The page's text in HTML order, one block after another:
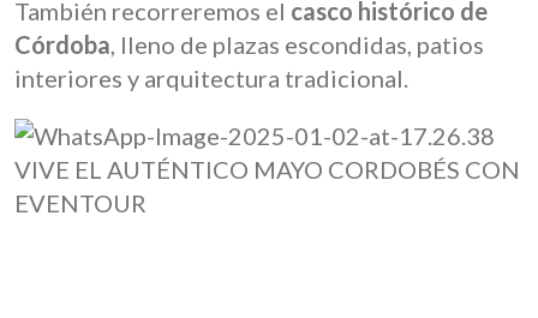
También recorreremos el casco histórico de
Córdoba, lleno de plazas escondidas, patios
interiores y arquitectura tradicional.